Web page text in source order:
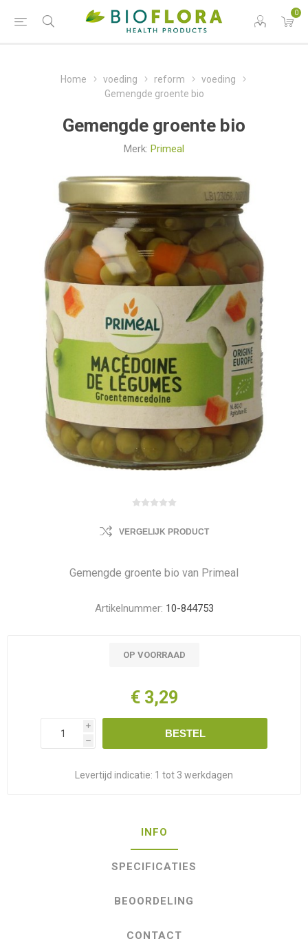
0
Home voeding reform
voeding
Gemengde groente bio
Gemengde groente bio
Merk: Primeal
VERGELIJK PRODUCT
Gemengde groente bio van Primeal
Artikelnummer: 10-844753
OP VOORRAAD
€ 3,29
i
h
BESTEL
Levertijd indicatie: 1 tot 3 werkdagen
INFO
SPECIFICATIES
BEOORDELING
CONTACT